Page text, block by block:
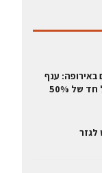
ענף
של 50%
לגזר